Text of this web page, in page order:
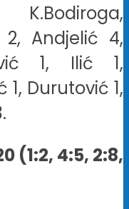
2, Andjelić 4,
1, Ilić 1,
Durutović 1,
(1:2, 4:5, 2:8,